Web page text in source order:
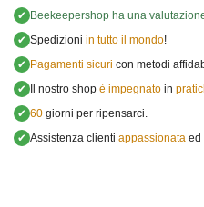
✔ Beekeepershop ha una
✔ Spedizioni in tutto il mondo!
✔ Pagamenti sicuri con metodi
✔ Il nostro shop è impegnato in
✔ 60 giorni per ripensarci.
✔ Assistenza clienti appassionata ed